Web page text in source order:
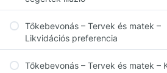
Tőkebevonás – Tervek és matek –
Likvidációs preferencia
Tőkebevonás – Tervek és matek –